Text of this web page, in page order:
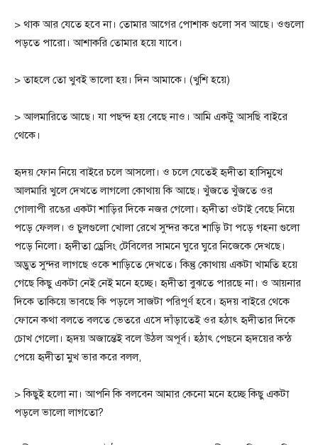
> থাক আর যেতে হবে না। তোমার আগের পোশাক গুলো সব আছে। ওগুলো
পড়তে পারো। আশাকরি তোমার হয়ে যাবে।
> তাহলে তো খুবই ভালো হয়। দিন আমাকে। (খুশি হয়ে)
> আলমারিতে আছে। যা পছন্দ হয় বেছে নাও। আমি একটু আসছি বাইরে
থেকে।
হৃদয় ফোন নিয়ে বাইরে চলে আসলো। ও চলে যেতেই হৃদীতা হাসিমুখে
আলমারি খুলে দেখতে লাগলো কোথায় কি আছে। খুঁজতে খুঁজতে ওর
গোলাপী রঙের একটা শাড়ির দিকে নজর গেলো। হৃদীতা ওটাই বেছে নিয়ে
পড়ে ফেলল। ও চুলগুলো খোলা রেখে সুন্দর করে শাড়ি টা পড়ে গহনা গুলো
পড়ে নিলো। হৃদীতা ড্রেসিং টেবিলের সামনে ঘুরে ঘুরে নিজেকে দেখছে।
অদ্ভুত সুন্দর লাগছে ওকে শাড়িতে দেখতে। কিন্তু কোথায় একটা খামতি হয়ে
গেছে কিছু একটা নেই নেই মনে হচ্ছে। হৃদীতা বুঝতে পারছে না। ও আয়নার
দিকে তাকিয়ে ভাবছে কি পড়লে সাজটা পরিপূর্ণ হবে। হৃদয় বাইরে থেকে
ফোনে কথা বলতে বলতে ভেতরে এসে দাঁড়াতেই ওর হঠাৎ হৃদীতার দিকে
চোখ গেলো। হৃদয় অজান্তেই বলে উঠল অপূর্ব। হঠাৎ পেছনে হৃদয়ের কন্ঠ
পেয়ে হৃদীতা মুখ ভার করে বলল,
> কিছুই হলো না। আপনি কি বলবেন আমার কেনো মনে হচ্ছে কিছু একটা
পড়লে ভালো লাগতো?